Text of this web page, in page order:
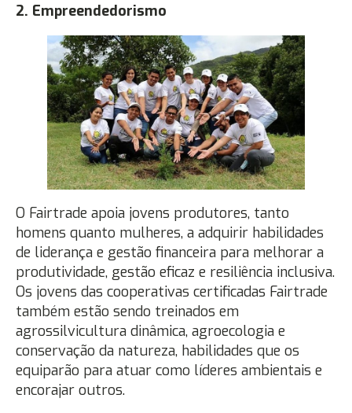
2. Empreendedorismo
O Fairtrade apoia jovens produtores, tanto
homens quanto mulheres, a adquirir habilidades
de liderança e gestão financeira para melhorar a
produtividade, gestão eficaz e resiliência inclusiva.
Os jovens das cooperativas certificadas Fairtrade
também estão sendo treinados em
agrossilvicultura dinâmica, agroecologia e
conservação da natureza, habilidades que os
equiparão para atuar como líderes ambientais e
encorajar outros.